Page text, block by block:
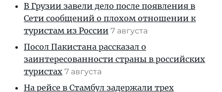
В Грузии завели дело после появления в
Сети сообщений о плохом отношении к
туристам из России 7 августа
Посол Пакистана рассказал о
заинтересованности страны в российских
туристах 7 августа
На рейсе в Стамбул задержали трех